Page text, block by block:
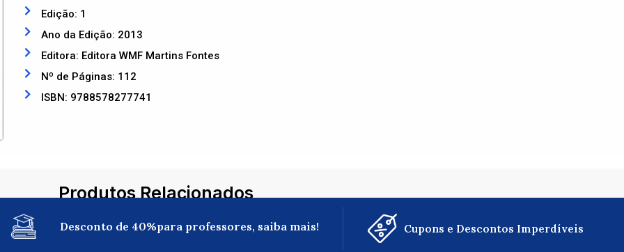
Edição: 1
Ano da Edição: 2013
Editora: Editora WMF Martins Fontes
Nº de Páginas: 112
ISBN: 9788578277741
Produtos Relacionados
Desconto de 40%para professores, saiba mais! Cupons e Descontos Imperdíveis